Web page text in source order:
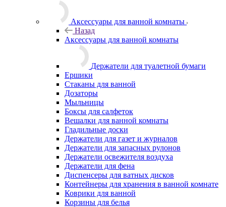
Аксессуары для ванной комнаты
Назад
Аксессуары для ванной комнаты
Держатели для туалетной бумаги
Ершики
Стаканы для ванной
Дозаторы
Мыльницы
Боксы для салфеток
Вешалки для ванной комнаты
Гладильные доски
Держатели для газет и журналов
Держатели для запасных рулонов
Держатели освежителя воздуха
Держатели для фена
Диспенсеры для ватных дисков
Контейнеры для хранения в ванной комнате
Коврики для ванной
Корзины для белья